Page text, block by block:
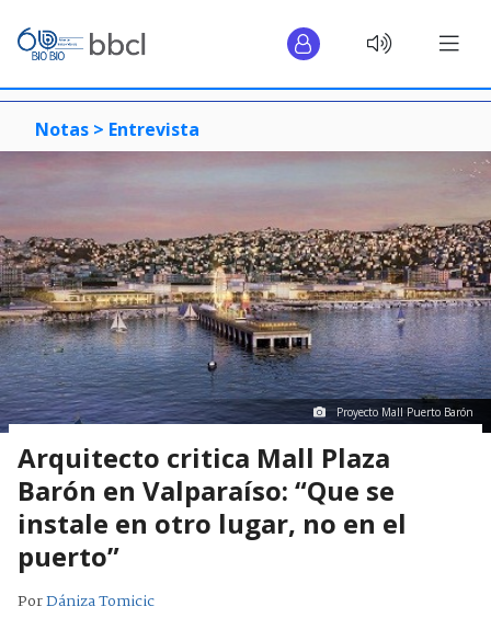
Notas > Entrevista
Proyecto Mall Puerto Barón
Arquitecto critica Mall Plaza
Barón en Valparaíso: “Que se
instale en otro lugar, no en el
puerto”
PorDániza Tomicic